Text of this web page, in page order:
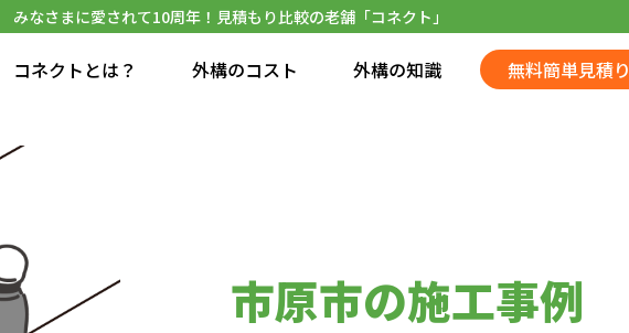
みなさまに愛されて10周年！見積もり比較の老舗「コネクト」
コネクトとは？ 外構のコスト 外構の知識 無料簡単見積り
市原市の施工事例